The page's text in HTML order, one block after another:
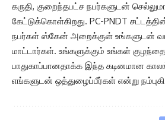
கருதி, குறைந்தபட்ச நபர்களுடன்
கேட்டுக்கொள்கிறது. PC-PNDT
நபர்கள் ஸ்கேன் அறைக்குள் உங்களுடன்
மாட்டார்கள். உங்களுக்கும் உங்கள்
பாதுகாப்பானதாக்க இந்த கடினமான
எங்களுடன் ஒத்துழைப்பீர்கள் என்று